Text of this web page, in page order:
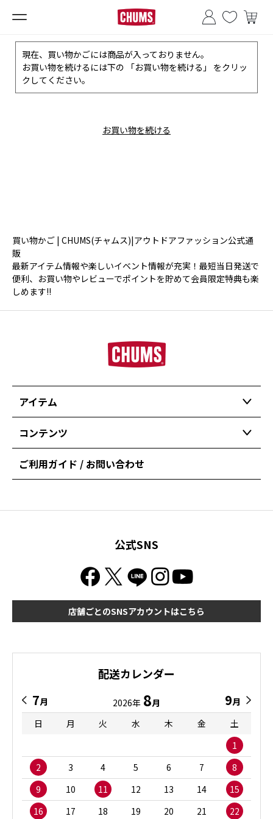
■夏季休業のお知らせ■
現在、買い物かごには商品が入っておりません。
お買い物を続けるには下の 「お買い物を続ける」 をクリッ
クしてください。
お買い物を続ける
買い物かご | CHUMS(チャムス)|アウトドアファッション公式通
販
最新アイテム情報や楽しいイベント情報が充実！最短当日発送で
便利、お買い物やレビューでポイントを貯めて会員限定特典も楽
しめます!!
アイテム
コンテンツ
ご利用ガイド / お問い合わせ
公式SNS
店舗ごとのSNSアカウントはこちら
配送カレンダー
7月 2026年 8月 9月
日
月 火 水 木 金
土
1
2
3 4 5 6 7
8
9
10 11 12 13 14
15
16
17 18 19 20 21 22